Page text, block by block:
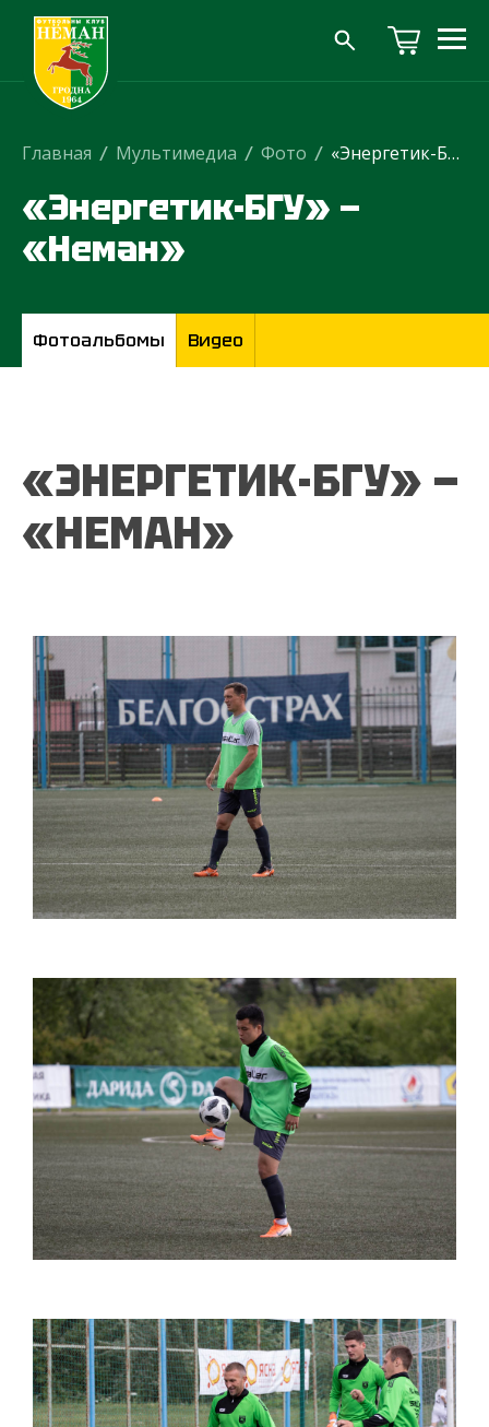
Главная / Мультимедиа / Фото / «Энергетик-БГУ» — «Неман»
«Энергетик-БГУ» —
«Неман»
Фотоальбомы Видео
«ЭНЕРГЕТИК-БГУ» —
«НЕМАН»